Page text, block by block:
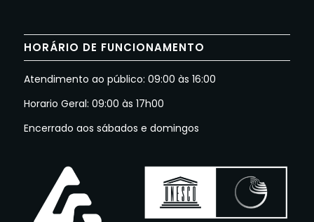
HORÁRIO DE FUNCIONAMENTO
Atendimento ao público: 09:00 às 16:00
Horario Geral: 09:00 às 17h00
Encerrado aos sábados e domingos